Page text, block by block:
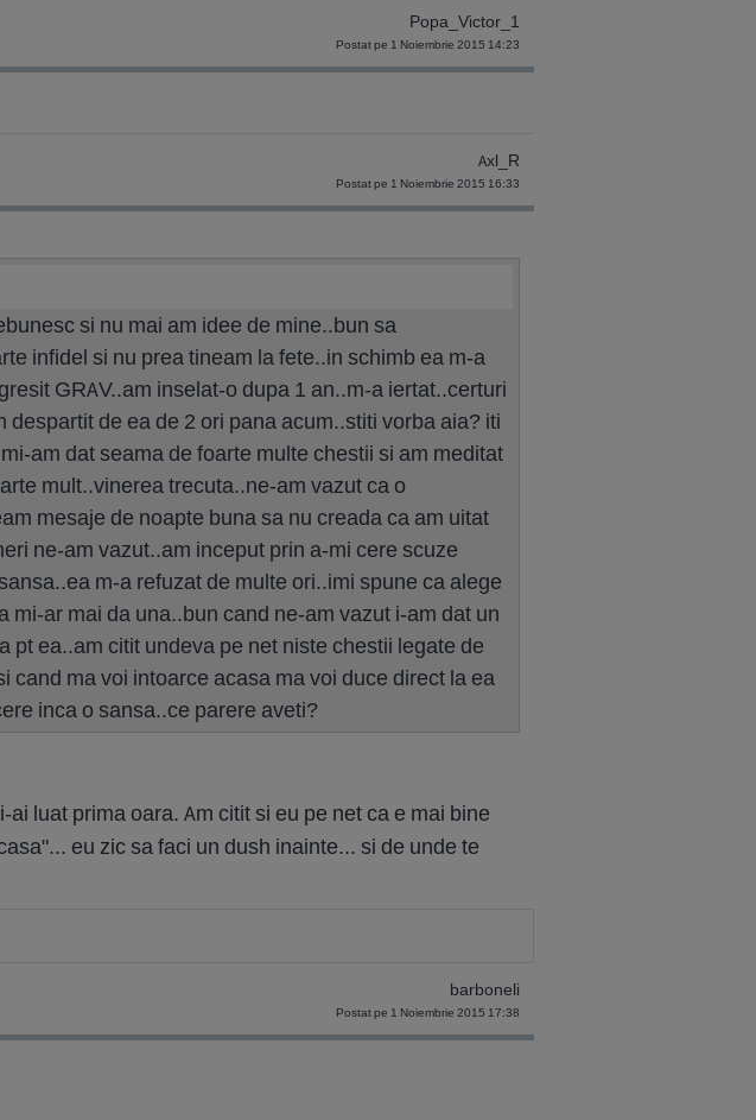
Popa_Victor_1
Postat pe 1 Noiembrie 2015 14:23
Axl_R
Postat pe 1 Noiembrie 2015 16:33
si nu mai am idee de mine..bun sa
infidel si nu prea tineam la fete..in schimb ea m-a
GRAV..am inselat-o dupa 1 an..m-a iertat..certuri
de ea de 2 ori pana acum..stiti vorba aia? iti
am dat seama de foarte multe chestii si am meditat
mult..vinerea trecuta..ne-am vazut ca o
mesaje de noapte buna sa nu creada ca am uitat
ne-am vazut..am inceput prin a-mi cere scuze
m-a refuzat de multe ori..imi spune ca alege
ar mai da una..bun cand ne-am vazut i-am dat un
ea..am citit undeva pe net niste chestii legate de
ma voi intoarce acasa ma voi duce direct la ea
inca o sansa..ce parere aveti?
luat prima oara. Am citit si eu pe net ca e mai bine
eu zic sa faci un dush inainte... si de unde te
barboneli
Postat pe 1 Noiembrie 2015 17:38